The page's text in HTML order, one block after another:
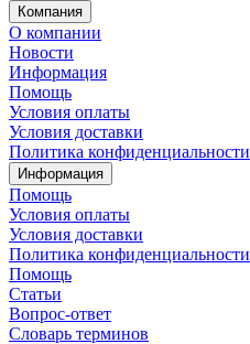
Компания
О компании
Новости
Информация
Помощь
Условия оплаты
Условия доставки
Политика конфиденциальности
Информация
Помощь
Условия оплаты
Условия доставки
Политика конфиденциальности
Помощь
Статьи
Вопрос-ответ
Словарь терминов